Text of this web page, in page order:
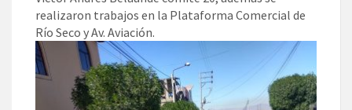
realizaron trabajos en la Plataforma Comercial de
Río Seco y Av. Aviación.